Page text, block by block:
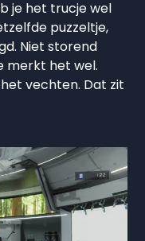
je het trucje wel
puzzeltje,
Niet storend
merkt het wel.
vechten. Dat zit